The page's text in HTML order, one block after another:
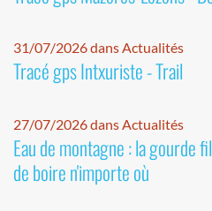
31/07/2026 dans Actualités
Tracé gps Intxuriste - Trail
27/07/2026 dans Actualités
Eau de montagne : la gourde
de boire n'importe où